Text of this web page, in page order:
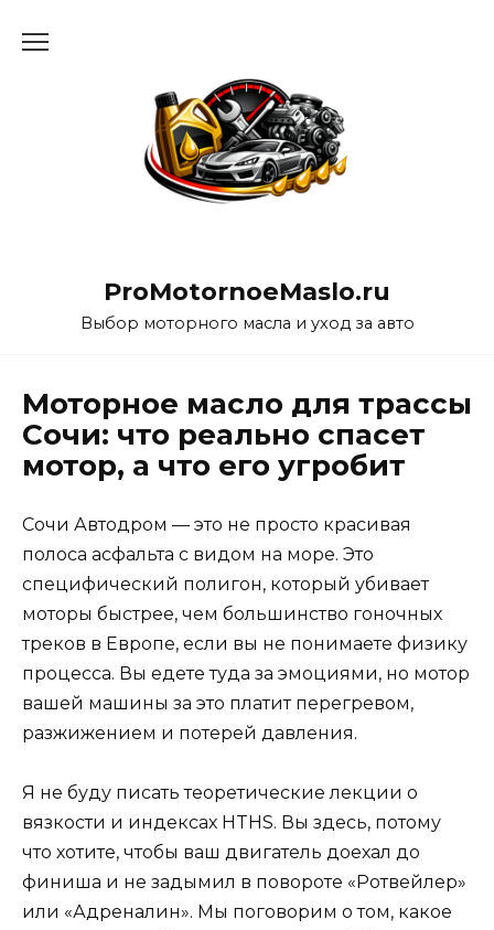
ProMotornoeMaslo.ru
Выбор моторного масла и уход за авто
Моторное масло для трассы
Сочи: что реально спасет
мотор, а что его угробит
Сочи Автодром — это не просто красивая
полоса асфальта с видом на море. Это
специфический полигон, который убивает
моторы быстрее, чем большинство гоночных
треков в Европе, если вы не понимаете физику
процесса. Вы едете туда за эмоциями, но мотор
вашей машины за это платит перегревом,
разжижением и потерей давления.
Я не буду писать теоретические лекции о
вязкости и индексах HTHS. Вы здесь, потому
что хотите, чтобы ваш двигатель доехал до
финиша и не задымил в повороте «Ротвейлер»
или «Адреналин». Мы поговорим о том, какое